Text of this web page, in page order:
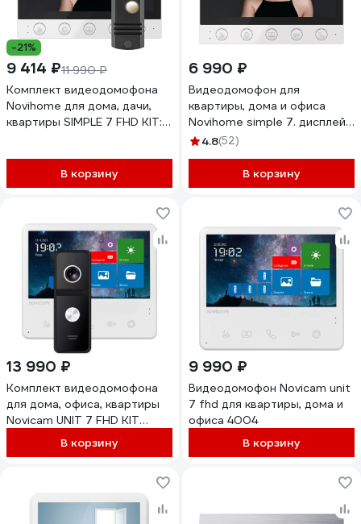
-21%
9 414 ₽11 990 ₽
Комплект видеодомофона
Novihome для дома, дачи,
квартиры SIMPLE 7 FHD KIT:
беспокоить, совместим с
подъездным домофоном
В корзину
6 990 ₽
Видеодомофон для
квартиры, дома и офиса
Novihome simple 7. дисплей
7" 4377
4.8(52)
В корзину
13 990 ₽
Комплект видеодомофона
для дома, офиса, квартиры
Novicam UNIT 7 FHD KIT
домофон и вызывная панель,
запись фото/видео, работа с
поддержкой HOOK 4111
В корзину
9 990 ₽
Видеодомофон Novicam unit
7 fhd для квартиры, дома и
офиса 4004
В корзину